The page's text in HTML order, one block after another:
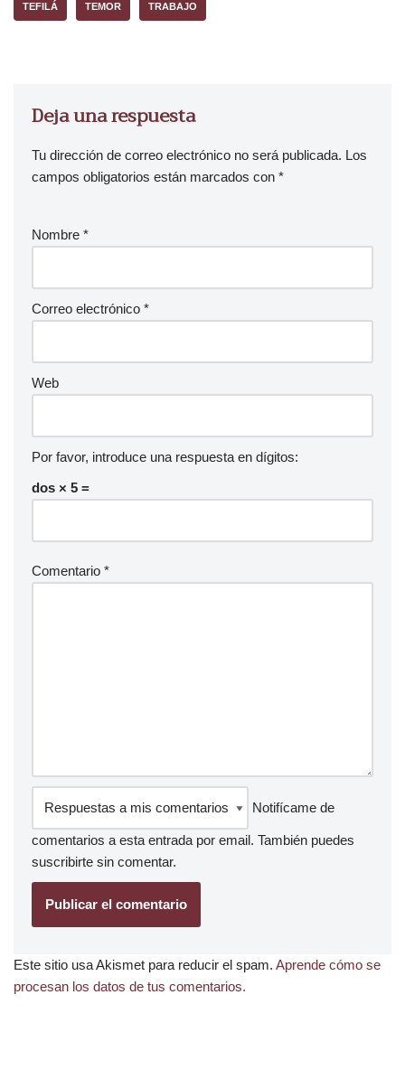
TEFILÁ TEMOR TRABAJO
Deja una respuesta
Tu dirección de correo electrónico no será publicada. Los
campos obligatorios están marcados con *
Nombre *
Correo electrónico *
Web
Por favor, introduce una respuesta en dígitos:
dos × 5 =
Comentario *
Notifícame de
comentarios a esta entrada por email. También puedes
suscribirte sin comentar.
Este sitio usa Akismet para reducir el spam. Aprende cómo se
procesan los datos de tus comentarios.